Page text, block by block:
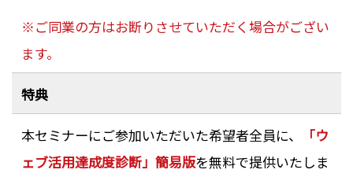
※ご同業の方はお断りさせていただく場合がござい
ます。
特典
本セミナーにご参加いただいた希望者全員に、
「ウ
ェブ活用達成度診断」簡易版を無料で提供いたしま